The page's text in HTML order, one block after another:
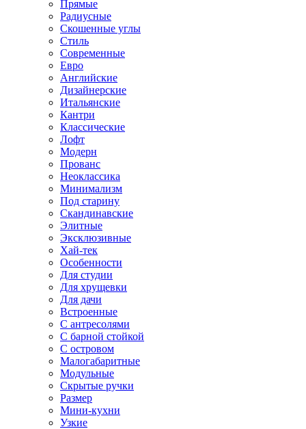
Прямые
Радиусные
Скошенные углы
Стиль
Современные
Евро
Английские
Дизайнерские
Итальянские
Кантри
Классические
Лофт
Модерн
Прованс
Неоклассика
Минимализм
Под старину
Скандинавские
Элитные
Эксклюзивные
Хай-тек
Особенности
Для студии
Для хрущевки
Для дачи
Встроенные
С антресолями
С барной стойкой
С островом
Малогабаритные
Модульные
Скрытые ручки
Размер
Мини-кухни
Узкие